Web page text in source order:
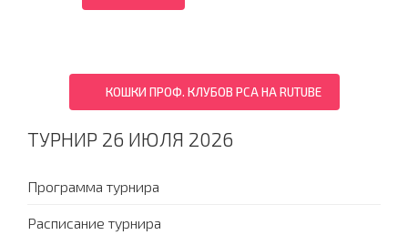
КОШКИ ПРОФ. КЛУБОВ PCA НА RUTUBE
ТУРНИР 26 ИЮЛЯ 2026
Программа турнира
Расписание турнира